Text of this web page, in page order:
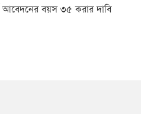
আবেদনের বয়স ৩৫ করার দাবি